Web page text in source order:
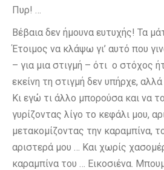
Πυρ! …
Βέβαια δεν ήμουνα ευτυχής! Τα
Έτοιμος να κλάψω γι’ αυτό που
– για μια στιγμή – ότι ο στόχος
εκείνη τη στιγμή δεν υπήρχε,
Κι εγώ τι άλλο μπορούσα και να
γυρίζοντας λίγο το κεφάλι μου,
μετακομίζοντας την καραμπίνα,
αριστερά μου … Και χωρίς
καραμπίνα του … Εικοσιένα.